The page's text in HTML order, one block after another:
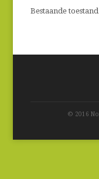
Bestaande
© 2016